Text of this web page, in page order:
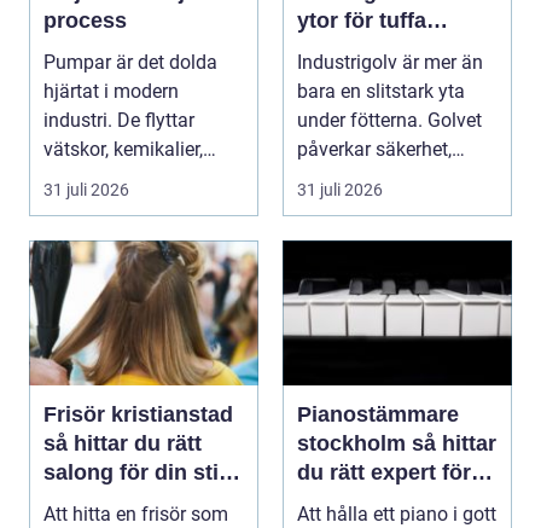
process
Pumpar är det dolda
hjärtat i modern
industri. De flyttar
vätskor, kemikalier,
oljor,...
31 juli 2026
ytor för tuffa
miljöer
Industrigolv är mer än
bara en slitstark yta
under fötterna. Golvet
påverkar säkerhet,
arbetsmiljö, ...
31 juli 2026
Frisör kristianstad
så hittar du rätt
salong för din stil
och vardag
Att hitta en frisör som
Pianostämmare
stockholm så hittar
du rätt expert för
ditt piano
Att hålla ett piano i gott